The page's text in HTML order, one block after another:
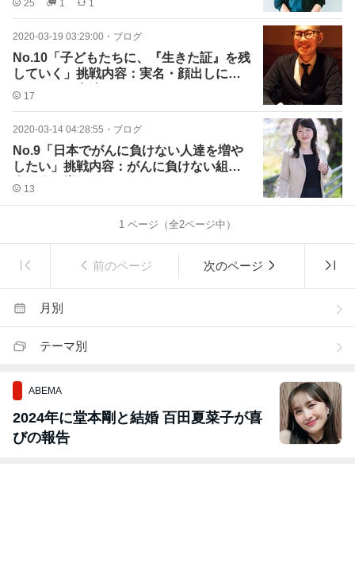
25 1 1
2020-03-19 03:29:00 ・ ブログ
No.10「子どもたちに、『生きた証』を残
していく」挑戦内容：実名・顔出しによ
るメディア出演
17
2020-03-14 04:28:55 ・ ブログ
No.9「日本でがんに負けない人達を増や
したい」挑戦内容：がんに負けない組
織・人を増やす
13
1 ページ（全2ページ中）
前のページ 次のページ
月別
テーマ別
ABEMA
2024年に堂本剛と結婚 百田夏菜子が喜
びの報告